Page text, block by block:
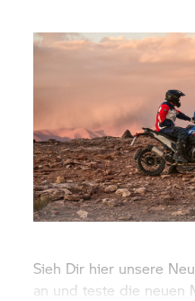
Sieh Dir hier unsere
an und teste die